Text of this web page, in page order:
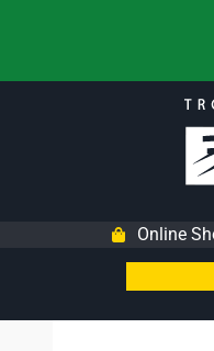
Online